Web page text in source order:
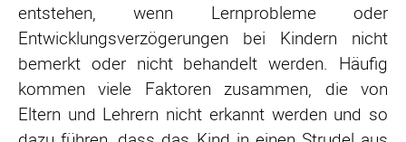
entstehen, wenn Lernprobleme oder
Entwicklungsverzögerungen bei Kindern nicht
bemerkt oder nicht behandelt werden. Häufig
kommen viele Faktoren zusammen, die von
Eltern und Lehrern nicht erkannt werden und so